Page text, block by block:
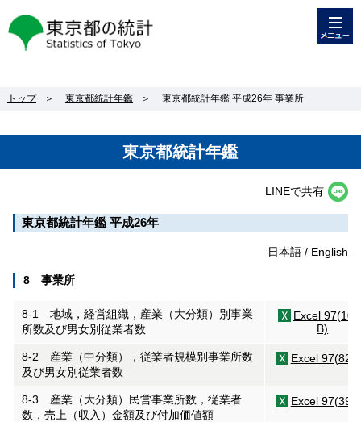
東京都の統計
トップ ＞ 東京都統計年鑑 ＞ 東京都統計年鑑 平成26年 事業所
東京都統計年鑑
LINEで共有
東京都統計年鑑 平成26年
日本語 / English
8 事業所
8-1 地域，経営組織，産業（大分類）別事業
所数及び男女別従業者数
Excel
B)
8-2 産業（中分類），従業者規模別事業所数
及び男女別従業者数
Excel
8-3 産業（大分類）民営事業所数，従業者
数，売上（収入）金額及び付加価値額
Excel